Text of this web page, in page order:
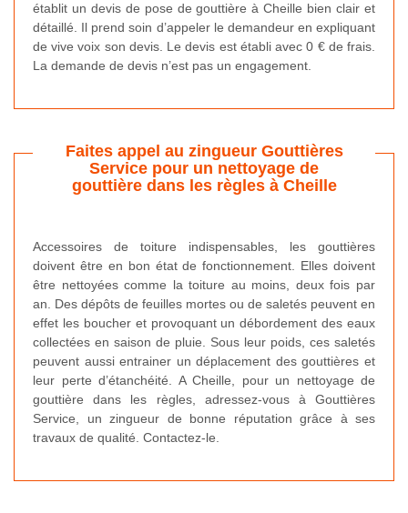
établit un devis de pose de gouttière à Cheille bien clair et
détaillé. Il prend soin d’appeler le demandeur en expliquant
de vive voix son devis. Le devis est établi avec 0 € de frais.
La demande de devis n’est pas un engagement.
Faites appel au zingueur Gouttières
Service pour un nettoyage de
gouttière dans les règles à Cheille
Accessoires de toiture indispensables, les gouttières
doivent être en bon état de fonctionnement. Elles doivent
être nettoyées comme la toiture au moins, deux fois par
an. Des dépôts de feuilles mortes ou de saletés peuvent en
effet les boucher et provoquant un débordement des eaux
collectées en saison de pluie. Sous leur poids, ces saletés
peuvent aussi entrainer un déplacement des gouttières et
leur perte d’étanchéité. A Cheille, pour un nettoyage de
gouttière dans les règles, adressez-vous à Gouttières
Service, un zingueur de bonne réputation grâce à ses
travaux de qualité. Contactez-le.